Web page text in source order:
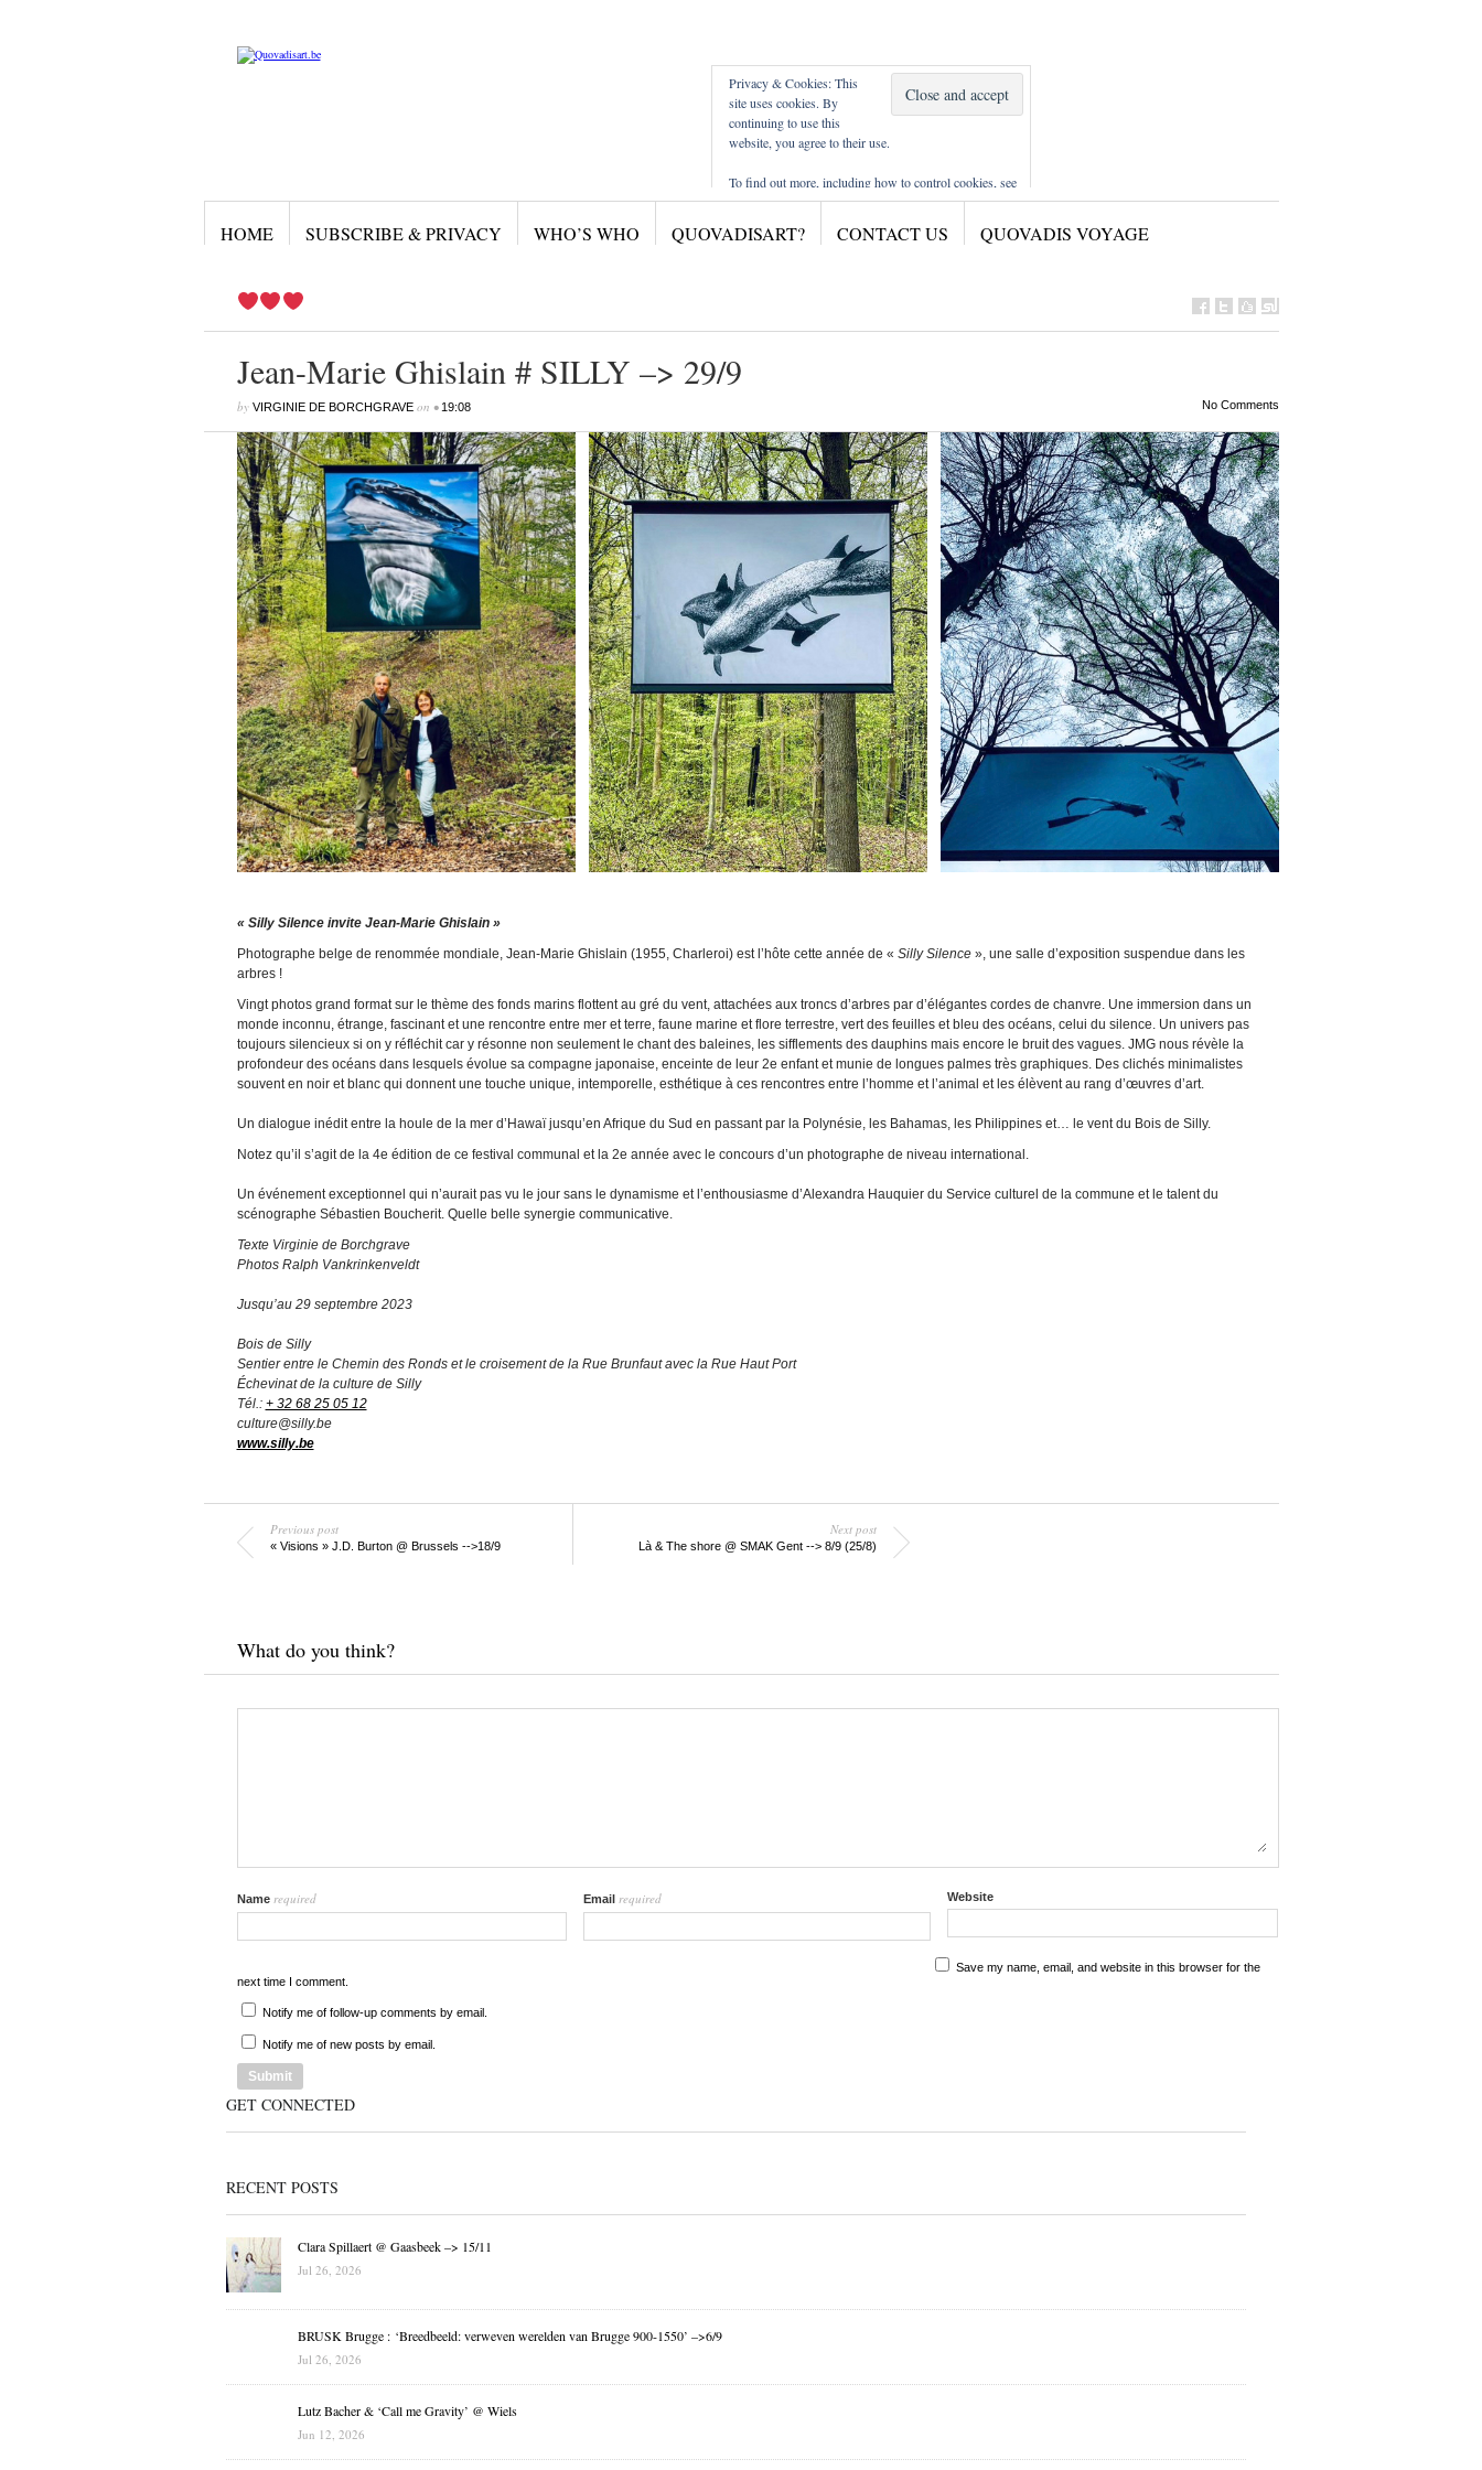
Privacy & Cookies: This
site uses cookies. By
continuing to use this
website, you agree to their use.
To find out more, including how to control cookies, see
here:Cookie Policy
sites musea / musées
SMAK
PHOTOGRAPHIE CHARLEROI
HOME SUBSCRIBE & PRIVACY WHO’S WHO QUOVADISART? CONTACT US QUOVADIS VOYAGE
Jean-Marie Ghislain # SILLY –> 29/9
by VIRGINIE DE BORCHGRAVEon • 19:08 No Comments
« Silly Silence invite Jean-Marie Ghislain »
Photographe belge de renommée mondiale, Jean-Marie Ghislain (1955, Charleroi) est l’hôte cette année de « Silly Silence », une salle d’exposition suspendue dans les
arbres !
Vingt photos grand format sur le thème des fonds marins flottent au gré du vent, attachées aux troncs d’arbres par d’élégantes cordes de chanvre. Une immersion dans un
monde inconnu, étrange, fascinant et une rencontre entre mer et terre, faune marine et flore terrestre, vert des feuilles et bleu des océans, celui du silence. Un univers pas
toujours silencieux si on y réfléchit car y résonne non seulement le chant des baleines, les sifflements des dauphins mais encore le bruit des vagues. JMG nous révèle la
profondeur des océans dans lesquels évolue sa compagne japonaise, enceinte de leur 2e enfant et munie de longues palmes très graphiques. Des clichés minimalistes
souvent en noir et blanc qui donnent une touche unique, intemporelle, esthétique à ces rencontres entre l’homme et l’animal et les élèvent au rang d’œuvres d’art.
Un dialogue inédit entre la houle de la mer d’Hawaï jusqu’en Afrique du Sud en passant par la Polynésie, les Bahamas, les Philippines et… le vent du Bois de Silly.
Notez qu’il s’agit de la 4e édition de ce festival communal et la 2e année avec le concours d’un photographe de niveau international.
Un événement exceptionnel qui n’aurait pas vu le jour sans le dynamisme et l’enthousiasme d’Alexandra Hauquier du Service culturel de la commune et le talent du
scénographe Sébastien Boucherit. Quelle belle synergie communicative.
Texte Virginie de Borchgrave
Photos Ralph Vankrinkenveldt
Jusqu’au 29 septembre 2023
Bois de Silly
Sentier entre le Chemin des Ronds et le croisement de la Rue Brunfaut avec la Rue Haut Port
Échevinat de la culture de Silly
Tél.: + 32 68 25 05 12
culture@silly.be
www.silly.be
Previous post
« Visions » J.D. Burton @ Brussels -->18/9
Next post
Là & The shore @ SMAK Gent --> 8/9 (25/8)
What do you think?
Name required Email required Website
Save my name, email, and website in this browser for the
next time I comment.
Notify me of follow-up comments by email.
Notify me of new posts by email.
GET CONNECTED
RECENT POSTS
Clara Spillaert @ Gaasbeek –> 15/11
Jul 26, 2026
BRUSK Brugge : ‘Breedbeeld: verweven werelden van Brugge 900-1550’ –>6/9
Jul 26, 2026
Lutz Bacher & ‘Call me Gravity’ @ Wiels
Jun 12, 2026